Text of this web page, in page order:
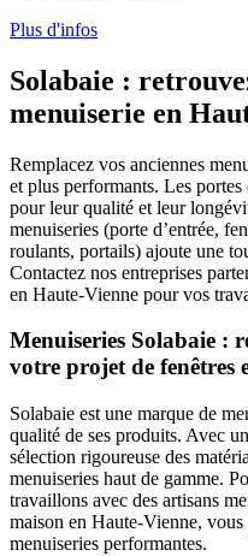
Plus d'infos
Solabaie :
menuiserie en
Remplacez vos anciennes
et plus performants. Les portes
pour leur qualité et leur
menuiseries (porte d’entrée,
roulants, portails) ajoute une
Contactez nos entreprises
en Haute-Vienne pour vos
Menuiseries Solabaie :
votre projet de fenêtres
Solabaie est une marque de
qualité de ses produits. Avec
sélection rigoureuse des
menuiseries haut de gamme.
travaillons avec des artisans
maison en Haute-Vienne,
menuiseries performantes.